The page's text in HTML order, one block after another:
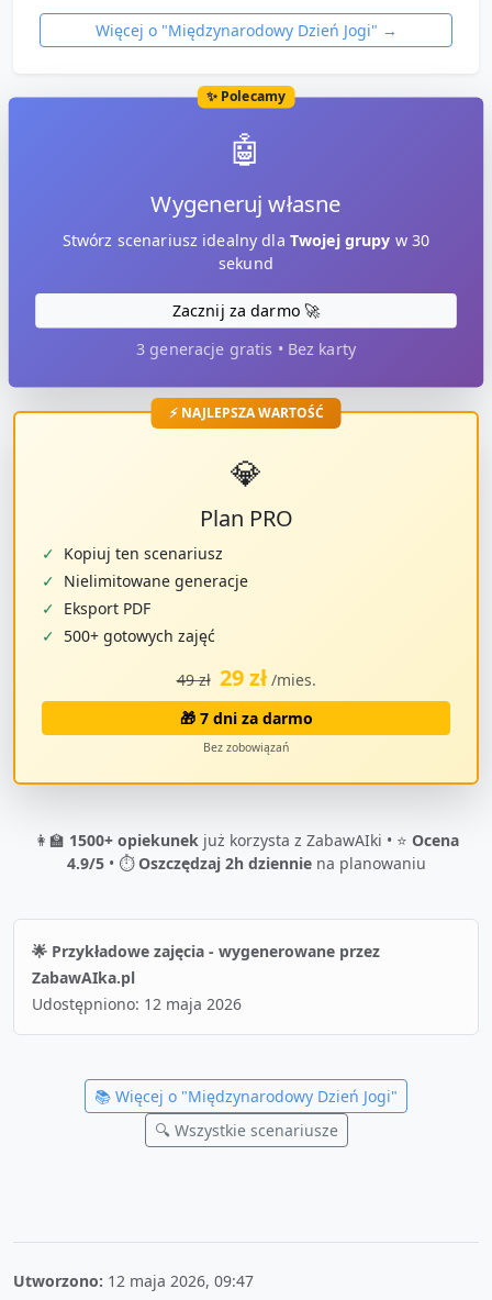
Więcej o "Międzynarodowy Dzień Jogi" →
✨ Polecamy
🤖
Wygeneruj własne
Stwórz scenariusz idealny dla Twojej grupy w 30
sekund
Zacznij za darmo 🚀
3 generacje gratis • Bez karty
⚡ NAJLEPSZA WARTOŚĆ
💎
Plan PRO
✓ Kopiuj ten scenariusz
✓ Nielimitowane generacje
✓ Eksport PDF
✓ 500+ gotowych zajęć
49 zł 29 zł /mies.
🎁 7 dni za darmo
Bez zobowiązań
👩‍🏫 1500+ opiekunekjuż korzysta z ZabawAIki • ⭐ Ocena
4.9/5• ⏱️Oszczędzaj 2h dzienniena planowaniu
🌟 Przykładowe zajęcia - wygenerowane przez
ZabawAIka.pl
Udostępniono: 12 maja 2026
📚 Więcej o "Międzynarodowy Dzień Jogi"
🔍 Wszystkie scenariusze
Utworzono: 12 maja 2026, 09:47